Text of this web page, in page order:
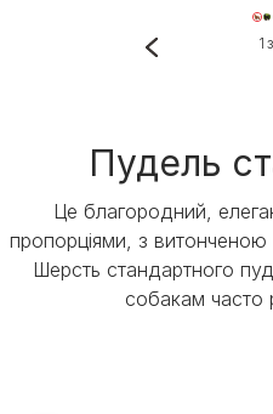
Пудель
Це благородний,
пропорціями, з
Шерсть стандартного
собакам часто
1